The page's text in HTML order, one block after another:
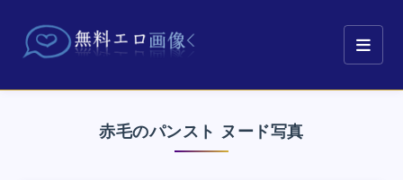
赤毛のパンスト ヌード写真